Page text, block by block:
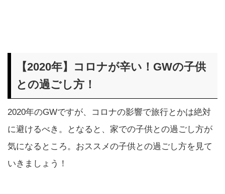
【2020年】コロナが辛い！GWの子供
との過ごし方！
2020年のGWですが、コロナの影響で旅行とかは絶対
に避けるべき。となると、家での子供との過ごし方が
気になるところ。おススメの子供との過ごし方を見て
いきましょう！